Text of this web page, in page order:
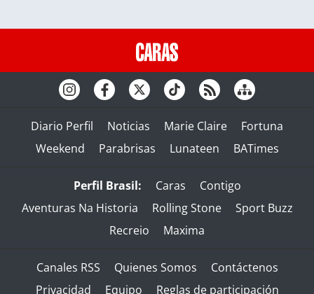
Diario Perfil Noticias Marie Claire
Fortuna
Weekend
Parabrisas Lunateen BATimes
Perfil Brasil: Caras
Contigo
Aventuras Na Historia
Rolling Stone
Sport Buzz
Recreio
Maxima
Canales RSS Quienes Somos
Contáctenos
Privacidad
Equipo Reglas de participación